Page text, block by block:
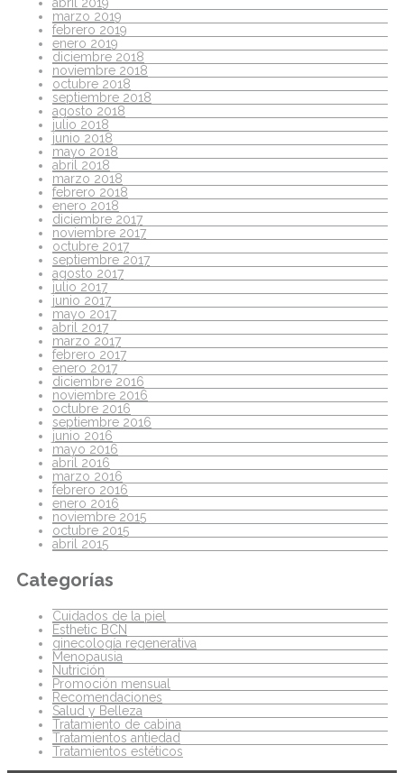
marzo 2019
febrero 2019
enero 2019
diciembre 2018
noviembre 2018
octubre 2018
septiembre 2018
agosto 2018
julio 2018
junio 2018
mayo 2018
abril 2018
marzo 2018
febrero 2018
enero 2018
diciembre 2017
noviembre 2017
octubre 2017
septiembre 2017
agosto 2017
julio 2017
junio 2017
mayo 2017
abril 2017
marzo 2017
febrero 2017
enero 2017
diciembre 2016
noviembre 2016
octubre 2016
septiembre 2016
junio 2016
mayo 2016
abril 2016
marzo 2016
febrero 2016
enero 2016
noviembre 2015
octubre 2015
abril 2015
Categorías
Cuidados de la piel
Esthetic BCN
ginecología regenerativa
Menopausia
Nutrición
Promoción mensual
Recomendaciones
Salud y Belleza
Tratamiento de cabina
Tratamientos antiedad
Tratamientos estéticos